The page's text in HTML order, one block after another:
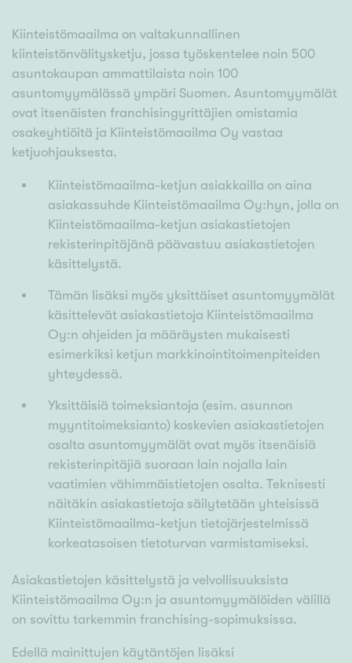
Kiinteistömaailma on valtakunnallinen
kiinteistönvälitysketju, jossa työskentelee noin 500
asuntokaupan ammattilaista noin 100
asuntomyymälässä ympäri Suomen. Asuntomyymälät
ovat itsenäisten franchisingyrittäjien omistamia
osakeyhtiöitä ja Kiinteistömaailma Oy vastaa
ketjuohjauksesta.
Kiinteistömaailma-ketjun asiakkailla on aina
asiakassuhde Kiinteistömaailma Oy:hyn, jolla on
Kiinteistömaailma-ketjun asiakastietojen
rekisterinpitäjänä päävastuu asiakastietojen
käsittelystä.
Tämän lisäksi myös yksittäiset asuntomyymälät
käsittelevät asiakastietoja Kiinteistömaailma
Oy:n ohjeiden ja määräysten mukaisesti
esimerkiksi ketjun markkinointitoimenpiteiden
yhteydessä.
Yksittäisiä toimeksiantoja (esim. asunnon
myyntitoimeksianto) koskevien asiakastietojen
osalta asuntomyymälät ovat myös itsenäisiä
rekisterinpitäjiä suoraan lain nojalla lain
vaatimien vähimmäistietojen osalta. Teknisesti
näitäkin asiakastietoja säilytetään yhteisissä
Kiinteistömaailma-ketjun tietojärjestelmissä
korkeatasoisen tietoturvan varmistamiseksi.
Asiakastietojen käsittelystä ja velvollisuuksista
Kiinteistömaailma Oy:n ja asuntomyymälöiden välillä
on sovittu tarkemmin franchising-sopimuksissa.
Edellä mainittujen käytäntöjen lisäksi